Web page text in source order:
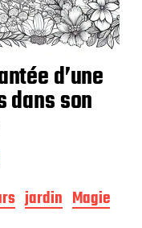
d’une
dans son
jardin Magie